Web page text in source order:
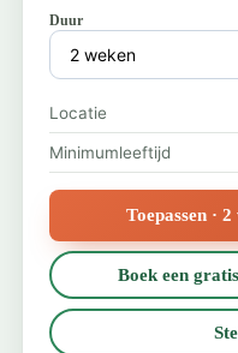
Duur
Locatie
Minimumleeftijd
Toepassen ·
Boek een